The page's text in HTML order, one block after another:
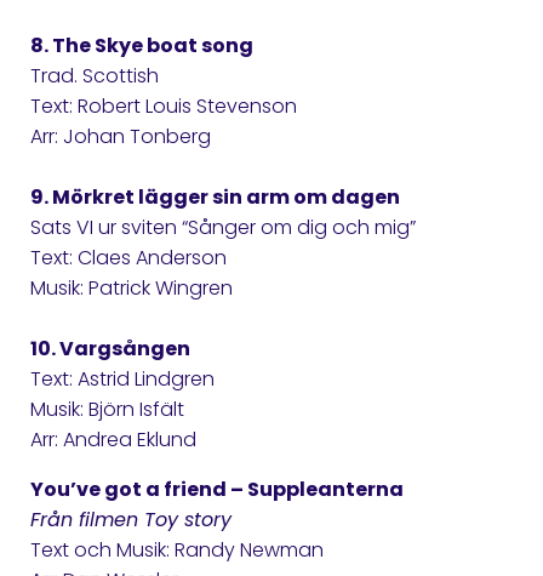
8. The Skye boat song
Trad. Scottish
Text: Robert Louis Stevenson
Arr: Johan Tonberg
9. Mörkret lägger sin arm om dagen
Sats VI ur sviten “Sånger om dig och mig”
Text: Claes Anderson
Musik: Patrick Wingren
10. Vargsången
Text: Astrid Lindgren
Musik: Björn Isfält
Arr: Andrea Eklund
You’ve got a friend – Suppleanterna
Från filmen Toy story
Text och Musik: Randy Newman